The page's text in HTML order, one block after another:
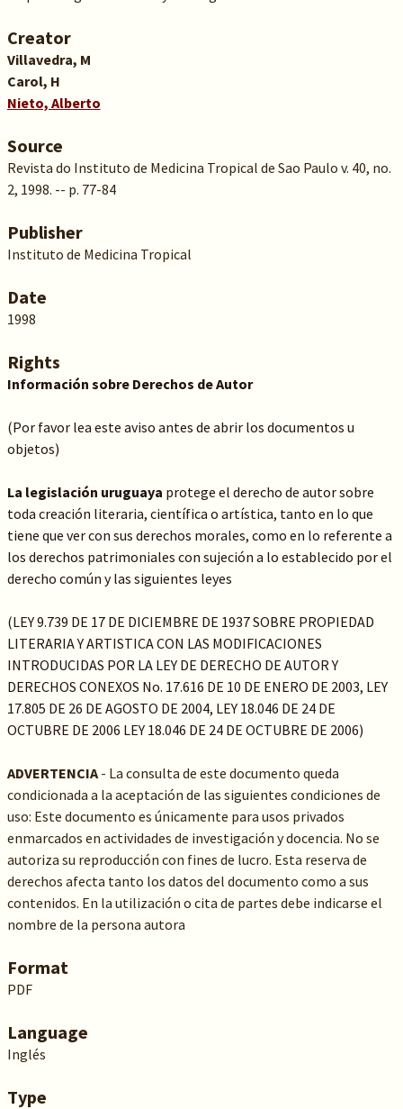
Creator
Villavedra, M
Carol, H
Nieto, Alberto
Source
Revista do Instituto de Medicina Tropical de Sao Paulo v. 40, no.
2, 1998. -- p. 77-84
Publisher
Instituto de Medicina Tropical
Date
1998
Rights
Información sobre Derechos de Autor
(Por favor lea este aviso antes de abrir los documentos u
objetos)
La legislación uruguaya protege el derecho de autor sobre
toda creación literaria, científica o artística, tanto en lo que
tiene que ver con sus derechos morales, como en lo referente a
los derechos patrimoniales con sujeción a lo establecido por el
derecho común y las siguientes leyes
(LEY 9.739 DE 17 DE DICIEMBRE DE 1937 SOBRE PROPIEDAD
LITERARIA Y ARTISTICA CON LAS MODIFICACIONES
INTRODUCIDAS POR LA LEY DE DERECHO DE AUTOR Y
DERECHOS CONEXOS No. 17.616 DE 10 DE ENERO DE 2003, LEY
17.805 DE 26 DE AGOSTO DE 2004, LEY 18.046 DE 24 DE
OCTUBRE DE 2006 LEY 18.046 DE 24 DE OCTUBRE DE 2006)
ADVERTENCIA- La consulta de este documento queda
condicionada a la aceptación de las siguientes condiciones de
uso: Este documento es únicamente para usos privados
enmarcados en actividades de investigación y docencia. No se
autoriza su reproducción con fines de lucro. Esta reserva de
derechos afecta tanto los datos del documento como a sus
contenidos. En la utilización o cita de partes debe indicarse el
nombre de la persona autora
Format
PDF
Language
Inglés
Type